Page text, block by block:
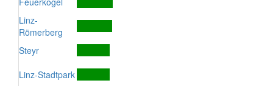
Linz-
Römerberg
Steyr
Linz-Stadtpark